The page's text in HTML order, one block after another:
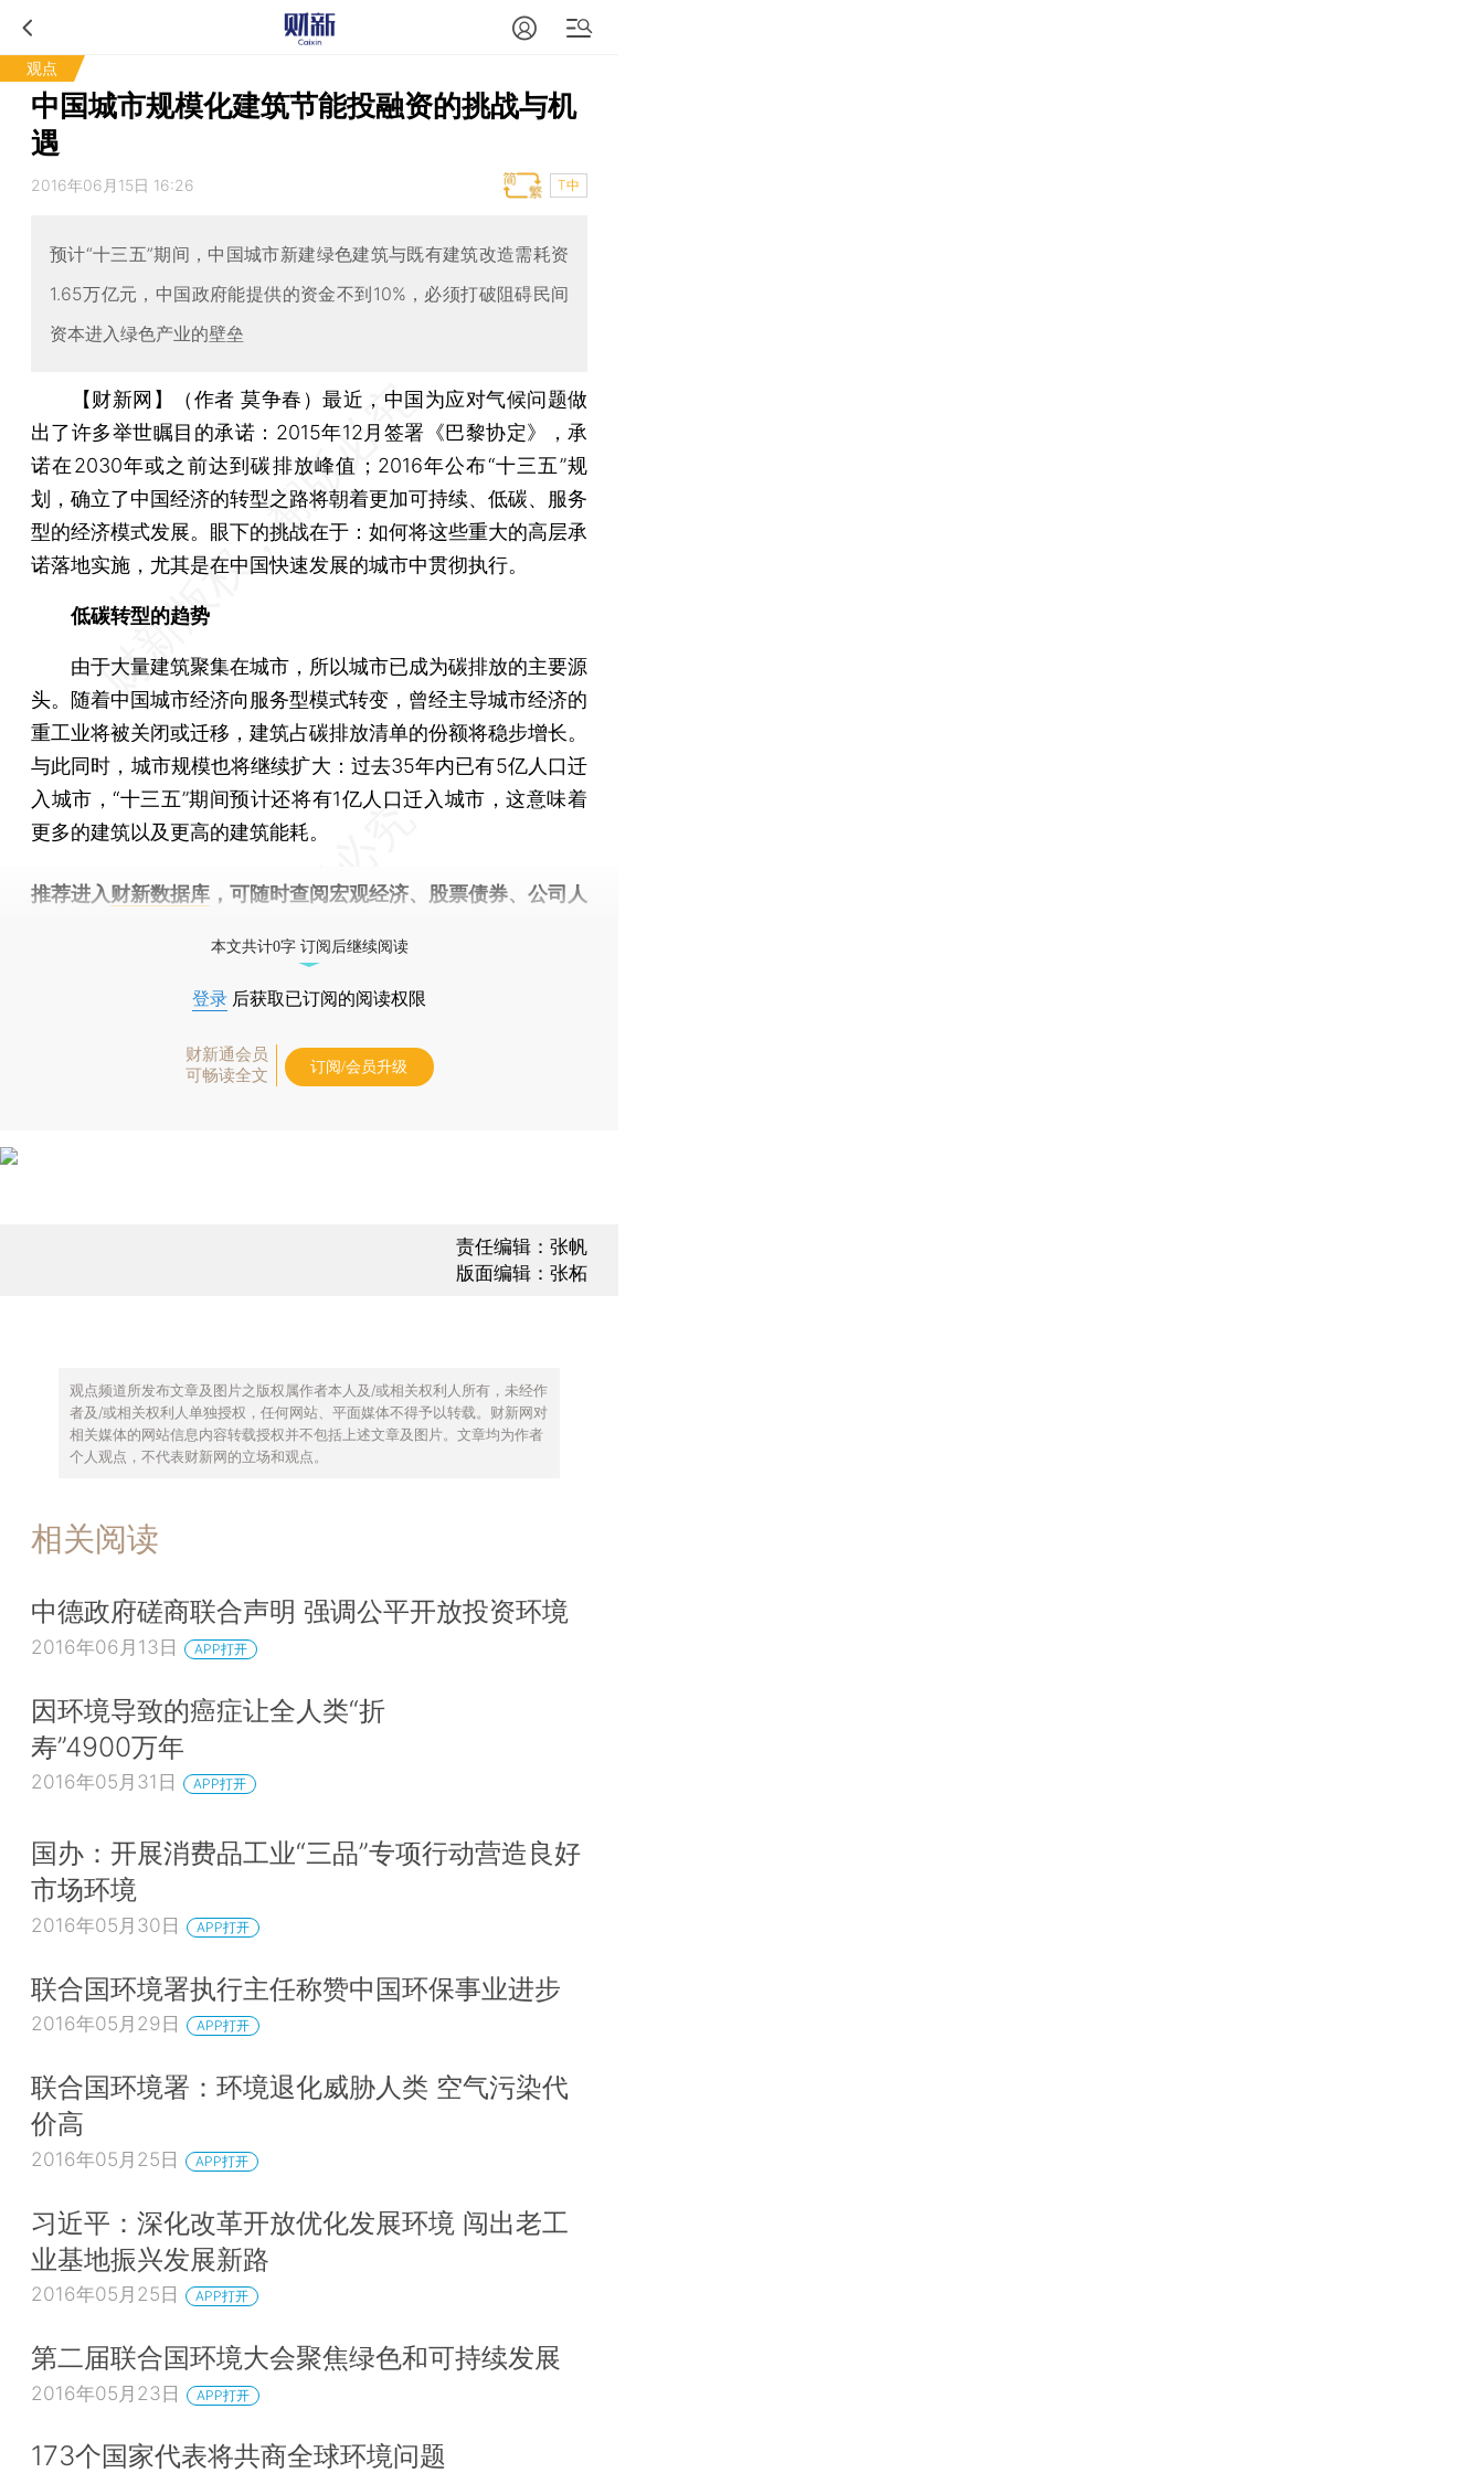
观点
中国城市规模化建筑节能投融资的挑战与机
遇
2016年06月15日 16:26 T中
预计“十三五”期间，中国城市新建绿色建筑与既有建筑改造需耗资
1.65万亿元，中国政府能提供的资金不到10%，必须打破阻碍民间
资本进入绿色产业的壁垒
【财新网】（作者 莫争春）最近，中国为应对气候问题做
出了许多举世瞩目的承诺：2015年12月签署《巴黎协定》，承
诺在2030年或之前达到碳排放峰值；2016年公布“十三五”规
划，确立了中国经济的转型之路将朝着更加可持续、低碳、服务
型的经济模式发展。眼下的挑战在于：如何将这些重大的高层承
诺落地实施，尤其是在中国快速发展的城市中贯彻执行。
低碳转型的趋势
由于大量建筑聚集在城市，所以城市已成为碳排放的主要源
头。随着中国城市经济向服务型模式转变，曾经主导城市经济的
重工业将被关闭或迁移，建筑占碳排放清单的份额将稳步增长。
与此同时，城市规模也将继续扩大：过去35年内已有5亿人口迁
入城市，“十三五”期间预计还将有1亿人口迁入城市，这意味着
更多的建筑以及更高的建筑能耗。
推荐进入财新数据库 ，可随时查阅宏观经济、股票债券、公司人
本文共计0字 订阅后继续阅读
登录 后获取已订阅的阅读权限
财新通会员
可畅读全文
订阅/会员升级
责任编辑：张帆
版面编辑：张柘
观点频道所发布文章及图片之版权属作者本人及/或相关权利人所有，未经作
者及/或相关权利人单独授权，任何网站、平面媒体不得予以转载。财新网对
相关媒体的网站信息内容转载授权并不包括上述文章及图片。文章均为作者
个人观点，不代表财新网的立场和观点。
相关阅读
中德政府磋商联合声明 强调公平开放投资环境
2016年06月13日 APP打开
因环境导致的癌症让全人类“折
寿”4900万年
2016年05月31日 APP打开
国办：开展消费品工业“三品”专项行动营造良好
市场环境
2016年05月30日 APP打开
联合国环境署执行主任称赞中国环保事业进步
2016年05月29日 APP打开
联合国环境署：环境退化威胁人类 空气污染代
价高
2016年05月25日 APP打开
习近平：深化改革开放优化发展环境 闯出老工
业基地振兴发展新路
2016年05月25日 APP打开
第二届联合国环境大会聚焦绿色和可持续发展
2016年05月23日 APP打开
173个国家代表将共商全球环境问题